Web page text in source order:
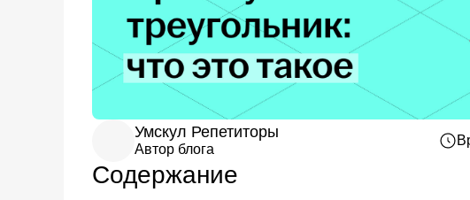
Умскул Репетиторы
Автор блога
Содержание